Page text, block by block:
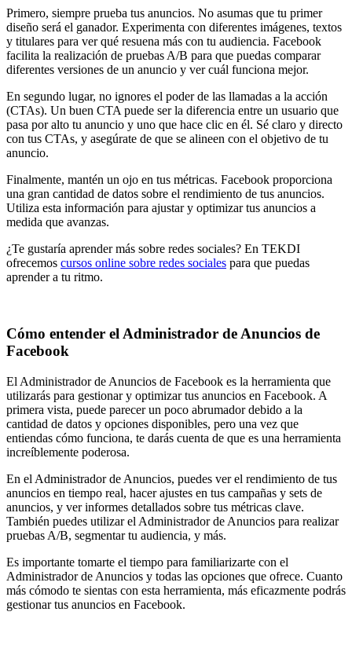
Primero, siempre prueba tus anuncios. No asumas que tu primer
diseño será el ganador. Experimenta con diferentes imágenes, textos
y titulares para ver qué resuena más con tu audiencia. Facebook
facilita la realización de pruebas A/B para que puedas comparar
diferentes versiones de un anuncio y ver cuál funciona mejor.
En segundo lugar, no ignores el poder de las llamadas a la acción
(CTAs). Un buen CTA puede ser la diferencia entre un usuario que
pasa por alto tu anuncio y uno que hace clic en él. Sé claro y directo
con tus CTAs, y asegúrate de que se alineen con el objetivo de tu
anuncio.
Finalmente, mantén un ojo en tus métricas. Facebook proporciona
una gran cantidad de datos sobre el rendimiento de tus anuncios.
Utiliza esta información para ajustar y optimizar tus anuncios a
medida que avanzas.
¿Te gustaría aprender más sobre redes sociales? En TEKDI
ofrecemos cursos online sobre redes sociales para que puedas
aprender a tu ritmo.
Cómo entender el Administrador de Anuncios de
Facebook
El Administrador de Anuncios de Facebook es la herramienta que
utilizarás para gestionar y optimizar tus anuncios en Facebook. A
primera vista, puede parecer un poco abrumador debido a la
cantidad de datos y opciones disponibles, pero una vez que
entiendas cómo funciona, te darás cuenta de que es una herramienta
increíblemente poderosa.
En el Administrador de Anuncios, puedes ver el rendimiento de tus
anuncios en tiempo real, hacer ajustes en tus campañas y sets de
anuncios, y ver informes detallados sobre tus métricas clave.
También puedes utilizar el Administrador de Anuncios para realizar
pruebas A/B, segmentar tu audiencia, y más.
Es importante tomarte el tiempo para familiarizarte con el
Administrador de Anuncios y todas las opciones que ofrece. Cuanto
más cómodo te sientas con esta herramienta, más eficazmente podrás
gestionar tus anuncios en Facebook.